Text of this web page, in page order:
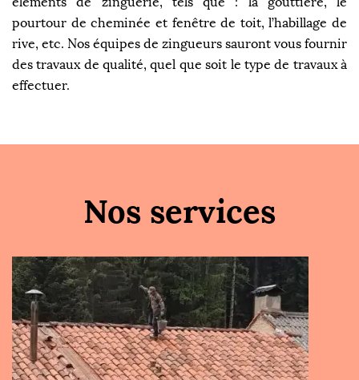
pourtour de cheminée et fenêtre de toit, l’habillage de
rive, etc. Nos équipes de zingueurs sauront vous fournir
des travaux de qualité, quel que soit le type de travaux à
effectuer.
Nos services